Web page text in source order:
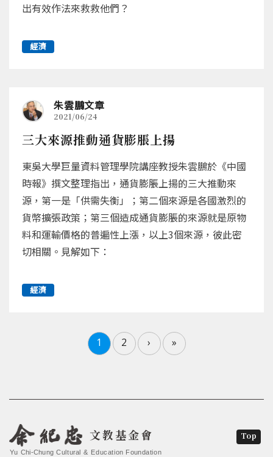
出有效作法來救救他們？
經濟
朱雲鵬文章
2021/06/24
三大來源推動通貨膨脹上揚
東吳大學巨量資料管理學院講座教授朱雲鵬於《中國
時報》撰文整理指出，通貨膨脹上揚的三大推動來
源，第一是「供需失衡」；第二個來源是各國激烈的
貨幣擴張政策；第三個造成通貨膨脹的來源就是原物
料和運輸價格的普遍性上漲，以上3個來源，彼此密
切相關。見解如下：
經濟
1 2 › »
文教基金會
Yu Chi-Chung Cultural & Education Foundation
Top